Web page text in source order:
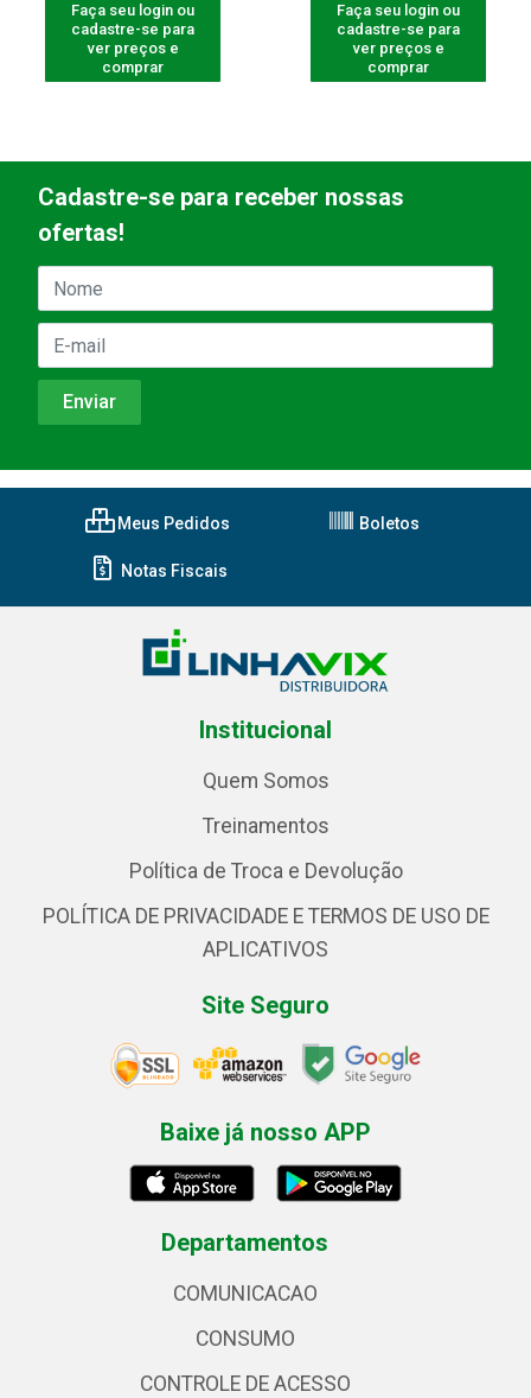
Faça seu login ou
cadastre-se para
ver preços e
comprar
Faça seu login ou
cadastre-se para
ver preços e
comprar
Cadastre-se para receber nossas
ofertas!
Meus Pedidos Boletos
Notas Fiscais
Institucional
Quem Somos
Treinamentos
Política de Troca e Devolução
POLÍTICA DE PRIVACIDADE E TERMOS DE USO DE
APLICATIVOS
Site Seguro
Baixe já nosso APP
Departamentos
COMUNICACAO
CONSUMO
CONTROLE DE ACESSO